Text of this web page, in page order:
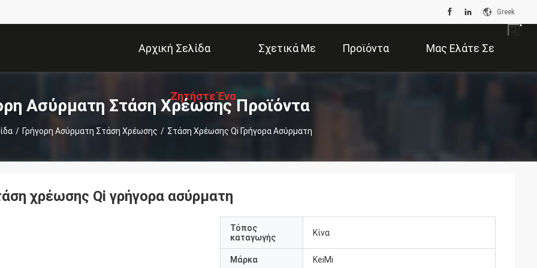
Greek
Αρχική Σελίδα Σχετικά Με Προϊόντα Μας Ελάτε Σε
Επαφή Με
Ζητήστε Ένα
Ασύρματη Στάση Χρέωσης Προϊόντα
/ Γρήγορη Ασύρματη Στάση Χρέωσης / Στάση Χρέωσης Qi Γρήγορα Ασύρματη
χρέωσης Qi γρήγορα ασύρματη
Τόπος
καταγωγής
Κίνα
Μάρκα KeiMi